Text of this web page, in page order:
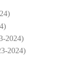
2024)
2024)